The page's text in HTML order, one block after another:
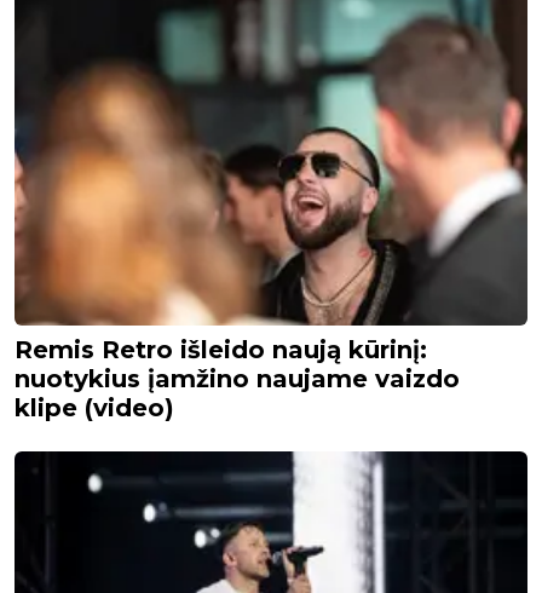
Remis Retro išleido naują kūrinį:
nuotykius įamžino naujame vaizdo
klipe (video)